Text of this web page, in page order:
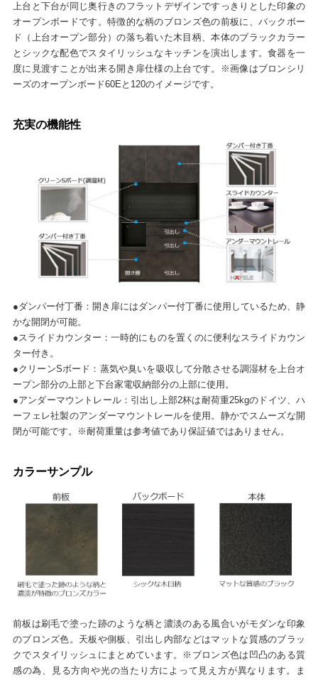
上台と下台が同じ奥行きのフラットデザインですっきりとした印象の
オープンボードです。特徴的な柄のブロンズ色の前板に、バックボー
ド（上台オープン部分）の落ち着いた木目柄、本体のブラックカラー
とシックな配色でスタイリッシュなキッチンを演出します。食器を一
度に見渡すことが出来る開き扉仕様の上台です。※画像はブロンシリ
ーズのオープンボード60Eと120のイメージです。
充実の機能性
●ダンパー付丁番：開き扉にはダンパー付丁番に使用しているため、静
かな開閉が可能。
●スライドカウンター：一時的にものを置くのに便利なスライドカウン
ター付き。
●クリーンSボード：蒸気や臭いを吸収して分散させる調湿材を上台オ
ープン部分の上部と下台家電収納部分の上部に使用。
●アンダーマウントレール：引出し上部2杯は耐荷重25kgのドイツ、ハ
ーフェレ社製のアンダーマウントレールを使用。静かでスムーズな開
閉が可能です。※耐荷重量は参考値であり保証値ではありません。
カラーサンプル
前板は刷毛で塗った跡のような柄と濃淡のある風合いがモダンな印象
のブロンズ色。天板や側板、引出し内部などはマットな質感のブラッ
クでスタイリッシュにまとめています。※ブロンズ色は凹凸のある質
感の為、見る方向や光の当たり方によって見え方が異なります。ま